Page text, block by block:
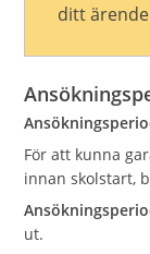
ditt
För att kunna
innan skolstart,
ut.